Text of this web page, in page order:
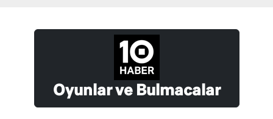
Oyunlar ve Bulmacalar